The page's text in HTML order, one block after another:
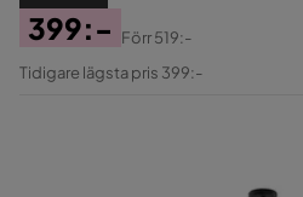
Pris
399:-
Original
Förr519:-
Tidigare lägsta pris 399:-